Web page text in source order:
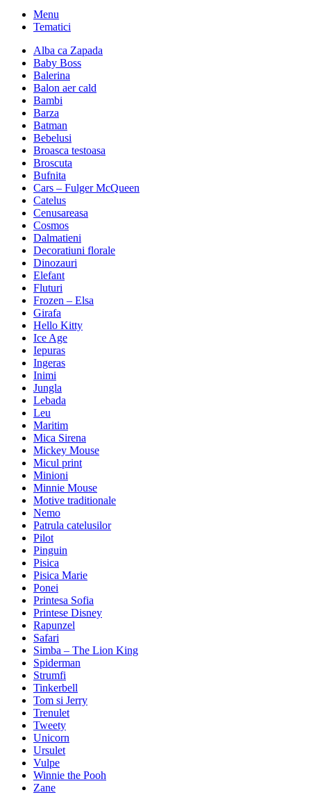
Menu
Tematici
Alba ca Zapada
Baby Boss
Balerina
Balon aer cald
Bambi
Barza
Batman
Bebelusi
Broasca testoasa
Broscuta
Bufnita
Cars – Fulger McQueen
Catelus
Cenusareasa
Cosmos
Dalmatieni
Decoratiuni florale
Dinozauri
Elefant
Fluturi
Frozen – Elsa
Girafa
Hello Kitty
Ice Age
Iepuras
Ingeras
Inimi
Jungla
Lebada
Leu
Maritim
Mica Sirena
Mickey Mouse
Micul print
Minioni
Minnie Mouse
Motive traditionale
Nemo
Patrula catelusilor
Pilot
Pinguin
Pisica
Pisica Marie
Ponei
Printesa Sofia
Printese Disney
Rapunzel
Safari
Simba – The Lion King
Spiderman
Strumfi
Tinkerbell
Tom si Jerry
Trenulet
Tweety
Unicorn
Ursulet
Vulpe
Winnie the Pooh
Zane